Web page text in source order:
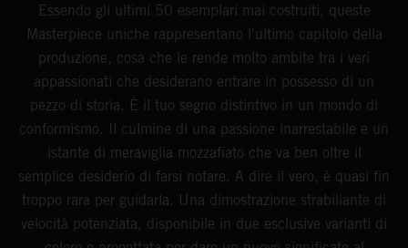
Essendo gli ultimi 50 esemplari mai costruiti, queste
Masterpiece uniche rappresentano l'ultimo capitolo della
produzione, cosa che le rende molto ambite tra i veri
appassionati che desiderano entrare in possesso di un
pezzo di storia. È il tuo segno distintivo in un mondo di
conformismo. Il culmine di una passione inarrestabile e un
istante di meraviglia mozzafiato che va ben oltre il
semplice desiderio di farsi notare. A dire il vero, è quasi fin
troppo rara per guidarla. Una dimostrazione strabiliante di
velocità potenziata, disponibile in due esclusive varianti di